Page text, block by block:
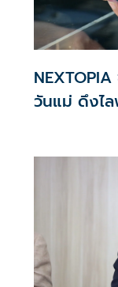
วันแม่ ดึงไ